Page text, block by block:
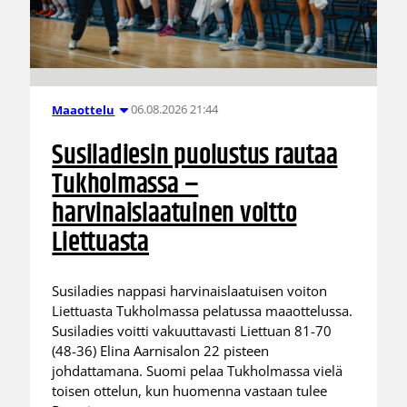
Maaottelu 06.08.2026 21:44
Susiladiesin puolustus rautaa
Tukholmassa –
harvinaislaatuinen voitto
Liettuasta
Susiladies nappasi harvinaislaatuisen voiton
Liettuasta Tukholmassa pelatussa maaottelussa.
Susiladies voitti vakuuttavasti Liettuan 81-70
(48-36) Elina Aarnisalon 22 pisteen
johdattamana. Suomi pelaa Tukholmassa vielä
toisen ottelun, kun huomenna vastaan tulee